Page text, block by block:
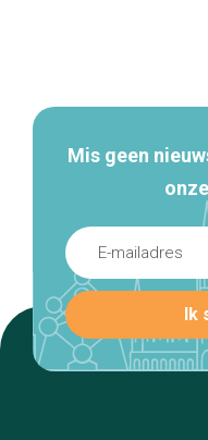
Mis geen